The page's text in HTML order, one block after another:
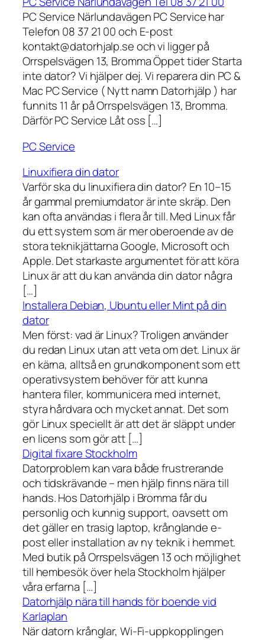
PC Service Närlundavägen PC Service har
Telefon 08 37 21 00 och E-post
kontakt@datorhjalp.se och vi ligger på
Orrspelsvägen 13, Bromma Öppet tider Starta
inte dator? Vi hjälper dej. Vi reparera din PC &
Mac PC Service ( Nytt namn Datorhjälp ) har
funnits 11 år på Orrspelsvägen 13, Bromma.
Därför PC Service Låt oss […]
PC Service
Linuxifiera din dator
Varför ska du linuxifiera din dator? En 10–15
år gammal premiumdator är inte skräp. Den
kan ofta användas i flera år till. Med Linux får
du ett system som är mer oberoende av de
stora teknikjättarna Google, Microsoft och
Apple. Det starkaste argumentet för att köra
Linux är att du kan använda din dator några
[…]
Installera Debian, Ubuntu eller Mint på din
dator
Men först: vad är Linux? Troligen använder
du redan Linux utan att veta om det. Linux är
en kärna, alltså en grundkomponent som ett
operativsystem behöver för att kunna
hantera filer, kommunicera med internet,
styra hårdvara och mycket annat. Det som
gör Linux speciellt är att det är släppt under
en licens som gör att […]
Digital fixare Stockholm
Datorproblem kan vara både frustrerande
och tidskrävande – men hjälp finns nära till
hands. Hos Datorhjälp i Bromma får du
personlig och kunnig support, oavsett om
det gäller en trasig laptop, krånglande e-
post eller installation av ny teknik i hemmet.
Med butik på Orrspelsvägen 13 och möjlighet
till hembesök över hela Stockholm hjälper
våra erfarna […]
Datorhjälp nära till hands för boende vid
Karlaplan
När datorn krånglar, Wi-Fi-uppkopplingen